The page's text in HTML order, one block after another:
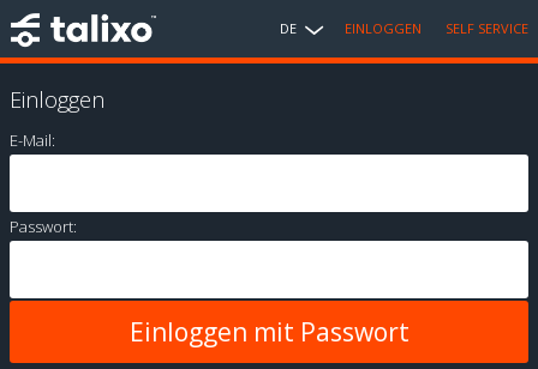
DE EINLOGGEN SELF SERVICE
Einloggen
E-Mail:
Passwort: